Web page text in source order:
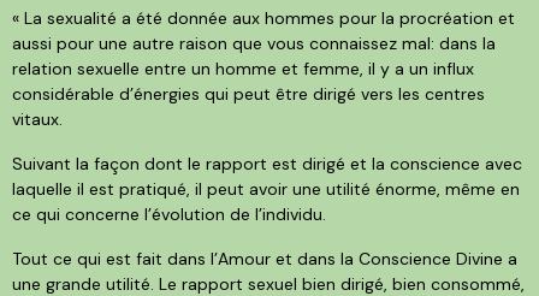
« La sexualité a été donnée aux hommes pour la procréation et
aussi pour une autre raison que vous connaissez mal: dans la
relation sexuelle entre un homme et femme, il y a un influx
considérable d’énergies qui peut être dirigé vers les centres
vitaux.
Suivant la façon dont le rapport est dirigé et la conscience avec
laquelle il est pratiqué, il peut avoir une utilité énorme, même en
ce qui concerne l’évolution de l’individu.
Tout ce qui est fait dans l’Amour et dans la Conscience Divine a
une grande utilité. Le rapport sexuel bien dirigé, bien consommé,